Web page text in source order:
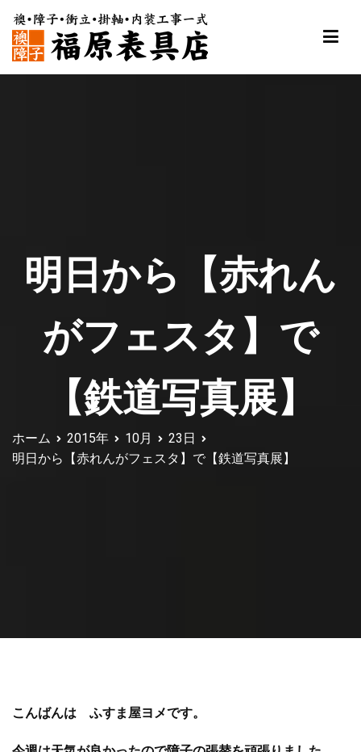
福原表具店
明日から【赤れん
がフェスタ】で
【鉄道写真展】
ホーム 2015年 10月
23日
明日から【赤れんがフェスタ】で【鉄道写真展】
こんばんは ふすま屋ヨメです。